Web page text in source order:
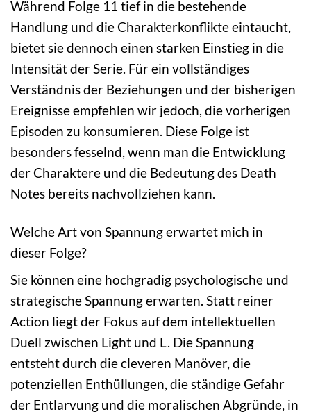
Während Folge 11 tief in die bestehende
Handlung und die Charakterkonflikte eintaucht,
bietet sie dennoch einen starken Einstieg in die
Intensität der Serie. Für ein vollständiges
Verständnis der Beziehungen und der bisherigen
Ereignisse empfehlen wir jedoch, die vorherigen
Episoden zu konsumieren. Diese Folge ist
besonders fesselnd, wenn man die Entwicklung
der Charaktere und die Bedeutung des Death
Notes bereits nachvollziehen kann.
Welche Art von Spannung erwartet mich in
dieser Folge?
Sie können eine hochgradig psychologische und
strategische Spannung erwarten. Statt reiner
Action liegt der Fokus auf dem intellektuellen
Duell zwischen Light und L. Die Spannung
entsteht durch die cleveren Manöver, die
potenziellen Enthüllungen, die ständige Gefahr
der Entlarvung und die moralischen Abgründe, in